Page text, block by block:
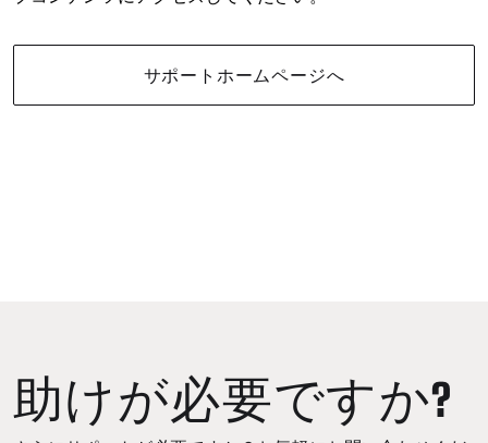
サポートホームページへ
助けが必要ですか?